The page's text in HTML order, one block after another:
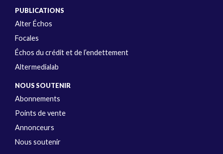
PUBLICATIONS
Alter Échos
Focales
Échos du crédit et de l’endettement
Altermedialab
NOUS SOUTENIR
Abonnements
Points de vente
Annonceurs
Nous soutenir